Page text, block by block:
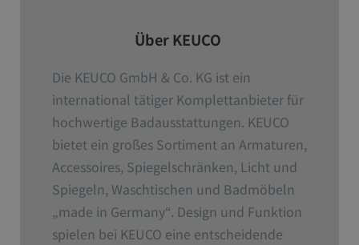
Über KEUCO
Die KEUCO GmbH & Co. KG ist ein
international tätiger Komplettanbieter für
hochwertige Badausstattungen. KEUCO
bietet ein großes Sortiment an Armaturen,
Accessoires, Spiegelschränken, Licht und
Spiegeln, Waschtischen und Badmöbeln
„made in Germany“. Design und Funktion
spielen bei KEUCO eine entscheidende